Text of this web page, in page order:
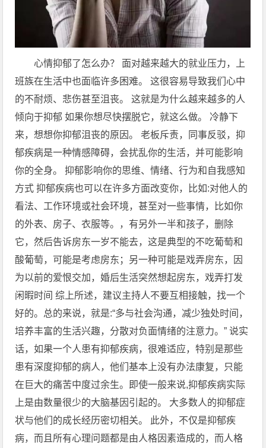
心情抑郁了怎么办？ 面对越来越大的就业压力，上
班族在生活中也面临许多困难。 这很容易导致我们心中
的不耐烦、悲伤甚至沮丧。 这就是为什么越来越多的人
倾向于抑郁 如果你想尽快摆脱它，就这么做。 冷静下
来，想想你抑郁沮丧的原因。 老板斥责，同事反驳，抑
郁疾病是一种情感障碍，会扰乱你的生活，并可能影响
你的全身。 抑郁影响你的思维、情绪、行为和自我感知
方式 抑郁疾病也可以在许多方面改变你，比如:对他人的
看法、工作环境或社会环境，甚至对一些事情，比如你
的外表、房子、衣服等。，有另外一半和孩子，删除
它，然后告诉房东一岁不能去，这是典型的不吃葡萄和
酸葡萄，可能是考虑房东；另一种可能是戏弄房东，因
为以前的爱恨交加，婚后生活突然想起房东，戏弄打发
闲暇时间 综上所述，建议主持人不要互相接触，找一个
好的。总的来说，就是:“多与社会沟通，减少独处时间，
培养丰富的生活兴趣，分散对负面情绪的注意力。” 说实
话，如果一个人患有抑郁疾病，很难适应，特别是那些
患有深度抑郁的病人，他们基本上没有办法康复，只能
在巨大的痛苦中度过余生。即使一般来说,抑郁疾病实际
上是由数量很少的大脑基因引起的。 大多数人的抑郁症
状与他们的成长经历密切相关。 此外，不仅是抑郁疾
病，而且所有心理问题都是由人格因素造成的，而人格